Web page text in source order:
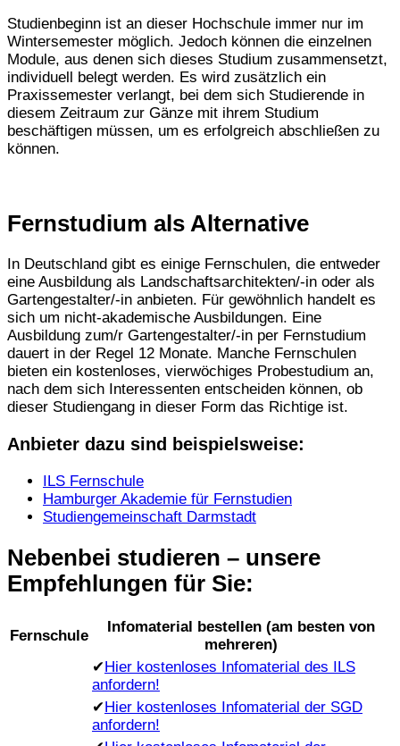
Studienbeginn ist an dieser Hochschule immer nur im
Wintersemester möglich. Jedoch können die einzelnen
Module, aus denen sich dieses Studium zusammensetzt,
individuell belegt werden. Es wird zusätzlich ein
Praxissemester verlangt, bei dem sich Studierende in
diesem Zeitraum zur Gänze mit ihrem Studium
beschäftigen müssen, um es erfolgreich abschließen zu
können.
Fernstudium als Alternative
In Deutschland gibt es einige Fernschulen, die entweder
eine Ausbildung als Landschaftsarchitekten/-in oder als
Gartengestalter/-in anbieten. Für gewöhnlich handelt es
sich um nicht-akademische Ausbildungen. Eine
Ausbildung zum/r Gartengestalter/-in per Fernstudium
dauert in der Regel 12 Monate. Manche Fernschulen
bieten ein kostenloses, vierwöchiges Probestudium an,
nach dem sich Interessenten entscheiden können, ob
dieser Studiengang in dieser Form das Richtige ist.
Anbieter dazu sind beispielsweise:
ILS Fernschule
Hamburger Akademie für Fernstudien
Studiengemeinschaft Darmstadt
Nebenbei studieren – unsere
Empfehlungen für Sie:
Fernschule
Infomaterial bestellen (am besten von
mehreren)
✔Hier kostenloses Infomaterial des ILS
anfordern!
✔Hier kostenloses Infomaterial der SGD
anfordern!